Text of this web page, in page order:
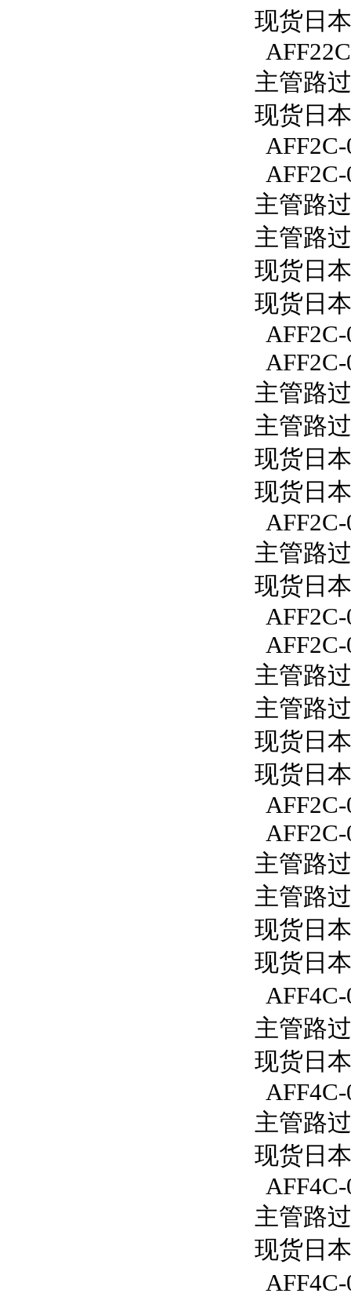
现货日
主管路
现货日
主管路
主管路
现货日
现货日
主管路
主管路
现货日
现货日
主管路
现货日
主管路
主管路
现货日
现货日
主管路
主管路
现货日
现货日
主管路
现货日
主管路
现货日
主管路
现货日